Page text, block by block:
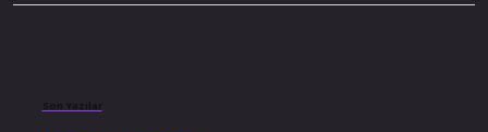
Son Yazılar